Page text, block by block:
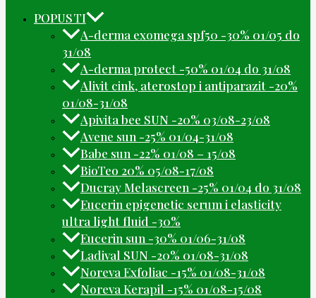
POPUSTI
A-derma exomega spf50 -30% 01/05 do
31/08
A-derma protect -50% 01/04 do 31/08
Alivit cink, aterostop i antiparazit -20%
01/08-31/08
Apivita bee SUN -20% 03/08-23/08
Avene sun -25% 01/04-31/08
Babe sun -22% 01/08 – 15/08
BioTeo 20% 05/08-17/08
Ducray Melascreen -25% 01/04 do 31/08
Eucerin epigenetic serum i elasticity
ultra light fluid -30%
Eucerin sun -30% 01/06-31/08
Ladival SUN -20% 01/08-31/08
Noreva Exfoliac -15% 01/08-31/08
Noreva Kerapil -15% 01/08-15/08